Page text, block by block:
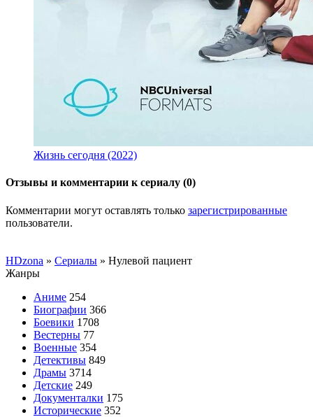
Жизнь сегодня (2022)
Отзывы и комментарии к сериалу (0)
Комментарии могут оставлять только зарегистрированные
пользователи.
HDzona » Сериалы » Нулевой пациент
Жанры
Аниме 254
Биографии 366
Боевики 1708
Вестерны 77
Военные 354
Детективы 849
Драмы 3714
Детские 249
Документалки 175
Исторические 352